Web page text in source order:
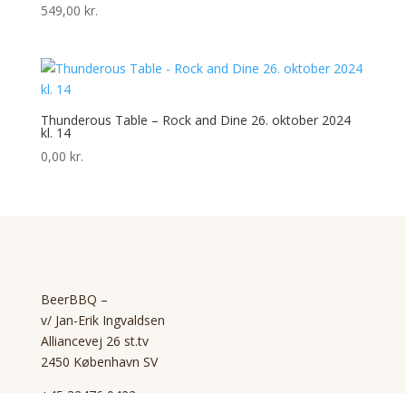
549,00 kr.
Thunderous Table – Rock and Dine 26. oktober 2024
kl. 14
0,00 kr.
BeerBBQ –
v/ Jan-Erik Ingvaldsen
Alliancevej 26 st.tv
2450 København SV